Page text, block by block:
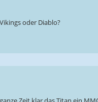
oder Diablo?